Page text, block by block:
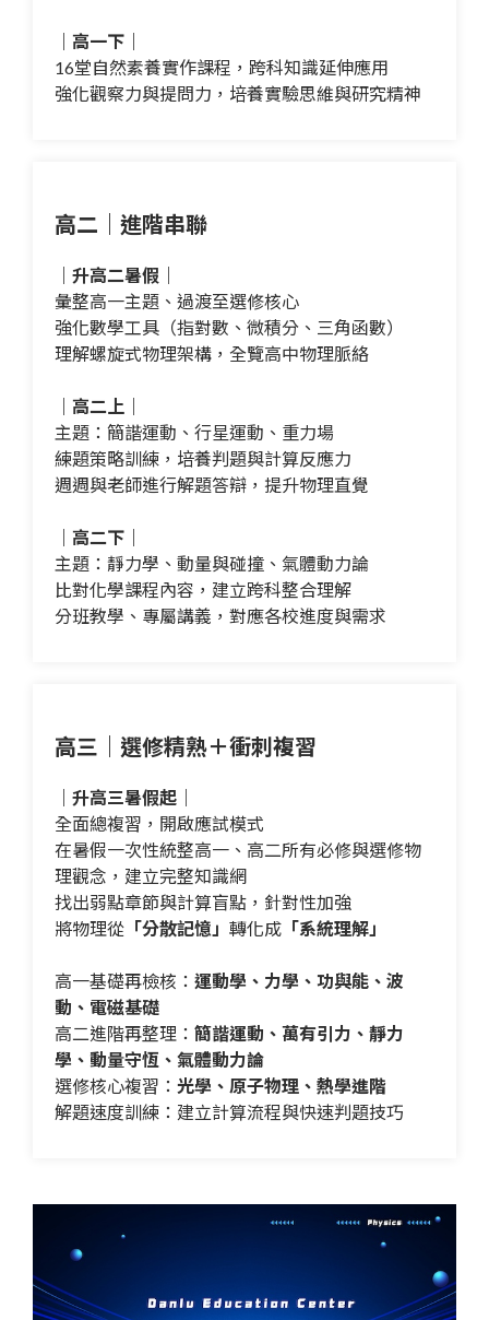
｜高一下｜
16堂自然素養實作課程，跨科知識延伸應用
強化觀察力與提問力，培養實驗思維與研究精神
高二｜進階串聯
｜升高二暑假｜
彙整高一主題、過渡至選修核心
強化數學工具（指對數、微積分、三角函數）
理解螺旋式物理架構，全覽高中物理脈絡
｜高二上｜
主題：簡諧運動、行星運動、重力場
練題策略訓練，培養判題與計算反應力
週週與老師進行解題答辯，提升物理直覺
｜高二下｜
主題：靜力學、動量與碰撞、氣體動力論
比對化學課程內容，建立跨科整合理解
分班教學、專屬講義，對應各校進度與需求
高三｜選修精熟＋衝刺複習
｜升高三暑假起｜
全面總複習，開啟應試模式
在暑假一次性統整高一、高二所有必修與選修物
理觀念，建立完整知識網
找出弱點章節與計算盲點，針對性加強
將物理從 「分散記憶」 轉化成 「系統理解」
高一基礎再檢核： 運動學、力學、功與能、波
動、電磁基礎
高二進階再整理： 簡諧運動、萬有引力、靜力
學、動量守恆、氣體動力論
選修核心複習： 光學、原子物理、熱學進階
解題速度訓練：建立計算流程與快速判題技巧